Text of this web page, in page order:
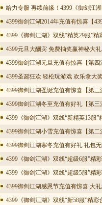
给力专服 再续前缘！4399《御剑江
4399御剑江湖2014年充值有惊喜【
4399《御剑江湖》双线“精英29服”精
4399元旦大酬宾 免费抽奖赢神秘大礼
4399御剑江湖元旦充值有惊喜【第四
4399圣诞狂欢 轻松玩游戏 欢乐拿大
4399御剑江湖圣诞充值有惊喜【第三
4399御剑江湖冬至充值有好礼【第三
4399《御剑江湖》双线“新精英13服”
4399御剑江湖小雪充值有惊喜【第二
4399御剑江湖寒冬充值有好礼 礼包
4399《御剑江湖》双线“超级6服”精
4399《御剑江湖》双线“超级5服”精
4399御剑江湖感恩节充值有惊喜 大
4399《御剑江湖》双线“新58服”精彩